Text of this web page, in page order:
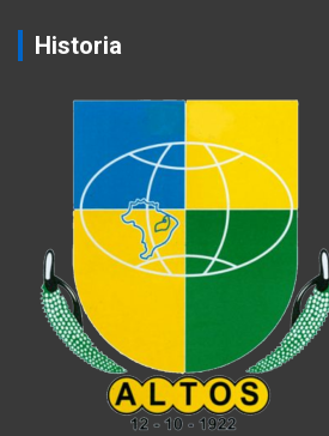
Historia